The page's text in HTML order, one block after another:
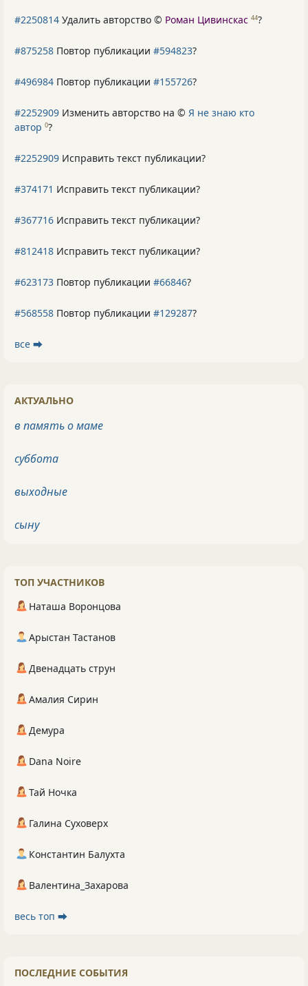
#2250814 Удалить авторство © Роман Цивинскас 44?
#875258 Повтор публикации #594823?
#496984 Повтор публикации #155726?
#2252909 Изменить авторство на © Я не знаю кто
автор 0?
#2252909 Исправить текст публикации?
#374171 Исправить текст публикации?
#367716 Исправить текст публикации?
#812418 Исправить текст публикации?
#623173 Повтор публикации #66846?
#568558 Повтор публикации #129287?
все ⮕
АКТУАЛЬНО
в память о маме
суббота
выходные
сыну
ТОП УЧАСТНИКОВ
Наташа Воронцова
Арыстан Тастанов
Двенадцать струн
Амалия Сирин
Демура
Dana Noire
Тай Ночка
Галина Суховерх
Константин Балухта
Валентина_Захарова
весь топ ⮕
ПОСЛЕДНИЕ СОБЫТИЯ